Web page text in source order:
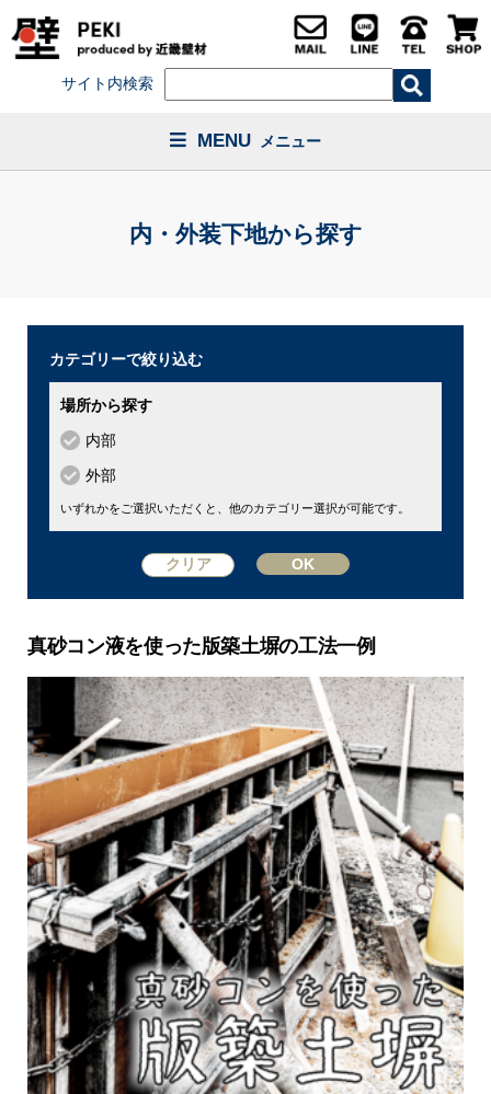
サイト内検索
MENU メニュー
内・外装下地から探す
カテゴリーで絞り込む
場所から探す
内部
外部
いずれかをご選択いただくと、他のカテゴリー選択が可能です。
真砂コン液を使った版築土塀の工法一例